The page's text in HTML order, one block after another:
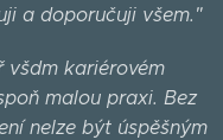
a doporučuji všem."
všdm kariérovém
malou praxi. Bez
nelze být úspěšným